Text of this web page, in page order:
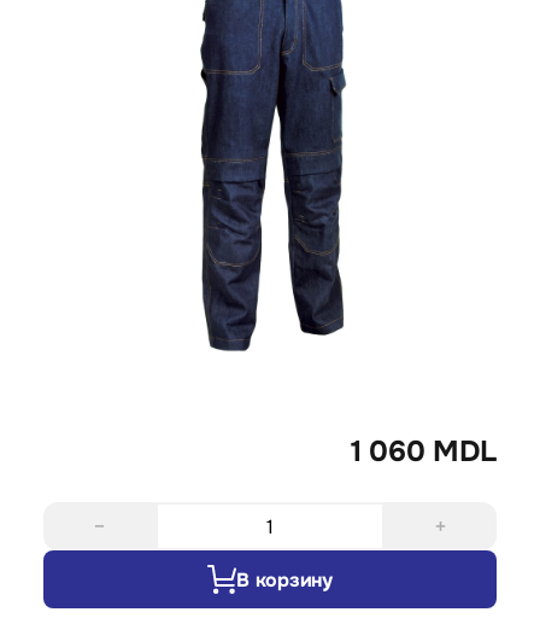
1 060 MDL
− +
В корзину